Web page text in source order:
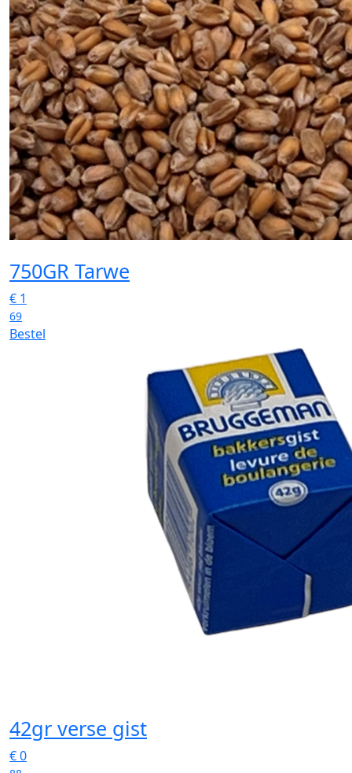
750GR Tarwe
€ 1
69
Bestel
42gr verse gist
€0